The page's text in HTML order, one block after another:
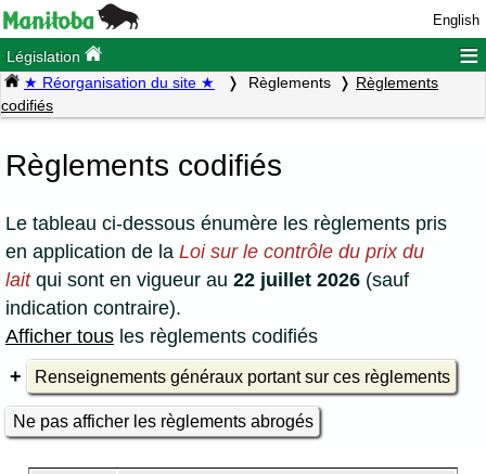
English
Législation ≡
★ Réorganisation du site ★ Règlements
Règlements
codifiés
Règlements codifiés
Le tableau ci-dessous énumère les règlements pris
en application de la Loi sur le contrôle du prix du
laitqui sont en vigueur au 22 juillet 2026 (sauf
indication contraire).
Afficher tous les règlements codifiés
Renseignements généraux portant sur ces règlements
Ne pas afficher les règlements abrogés